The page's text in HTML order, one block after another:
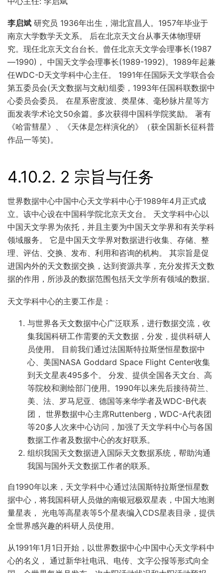
李启斌 研究员 1936年出生，湖北宜昌人。1957年毕业于
南京大学数学天文系。 后在北京天文台从事天体物理研
究。现任北京天文台台长。曾任北京天文学会理事长(1987
—1990)， 中国天文学会理事长(1989-1992)。1989年起兼
任WDC-D天文学科中心主任。 1991年任国际天文学联合会
第五委员会(天文数据与文献)组委，1993年任国科联数据中
心委员会委员。 在星系密度波、类星体、毫秒脉片星等方
面发表学术论文50余篇。多次获得中国科学院奖励。 著有
《哈雷彗星》、《天体是怎样演化的》（获全国新长征科普
作品一等笑)。
4.10.2. 2 宗旨与任务
世界数据中心中国中心天文学科中心于1989年4月正式成
立。该中心设在中国科学院北京天文台。 天文学科中心以
中国天文学界为依托，并且主要为中国天文学界和有关学科
领域服务。 它是中国天文学界对数据进行收集、存储、整
理、评估、交换、发布、利用和咨询的机构。 其宗旨是促
进国内外的天文数据交换，达到资源共享，充分发挥天文数
据的作用，所涉及的数据范围包括天文学所有领域的数据。
天文学科中心的主要工作是：
与世界各天文数据中心广泛联系，进行数据交流，收
集我国科研工作需要的天文数据，分发，提供科研人
员使用。 目前我们通过法国斯特拉斯堡恒星数据中
心、美国NASA Goddard Space Flight Center收集
到天文星表495多个。 分发、提供全国各天文台、高
等院校和测绘部门使用。1990年以来先后接待荷兰、
美、法、罗马尼亚、德国等来华学者及WDC-B代表
团， 世界数据中心主席Ruttenberg，WDC-A代表团
等20多人次来中心访问，加强了天文学科中心与各国
数据工作者及数据中心的友好联系。
组织我国天文数据进入国际天文数据系统，帮助沟通
我国与国外天文数据工作者的联系。
自1990年以来，天文学科中心通过法国斯特拉斯堡恒星数
据中心，将我国科研人员做的南银冠极双星表，中国大地测
量星表， 光电等高星表等5个星表编入CDS星表目录，提供
全世界感兴趣的科研人员使用。
从1991年1月1日开始，以世界数据中心中国中心天文学科中
心的名义， 通过新华社电讯、电传、文字公报等形式向全